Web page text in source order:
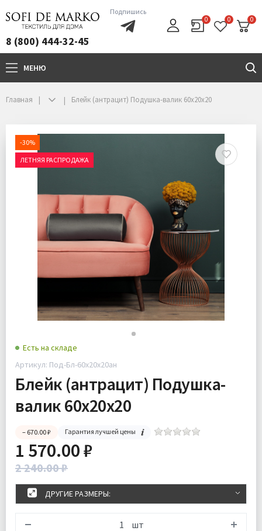
8 (800) 444-32-45
Подпишись
0 0 0
МЕНЮ
Главная Блейк (антрацит) Подушка-валик 60х20х20
-30%
ЛЕТНЯЯ РАСПРОДАЖА
Есть на складе
Артикул: Под-Бл-60х20х20ан
Блейк (антрацит) Подушка-
валик 60х20х20
– 670.00 ₽ Гарантия лучшей цены
1 570.00 ₽
2 240.00 ₽
ДРУГИЕ РАЗМЕРЫ:
шт